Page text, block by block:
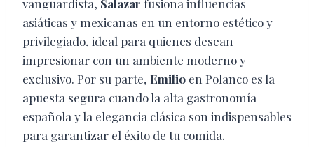
vanguardista, Salazar fusiona influencias
asiáticas y mexicanas en un entorno estético y
privilegiado, ideal para quienes desean
impresionar con un ambiente moderno y
exclusivo. Por su parte, Emilio en Polanco es la
apuesta segura cuando la alta gastronomía
española y la elegancia clásica son indispensables
para garantizar el éxito de tu comida.